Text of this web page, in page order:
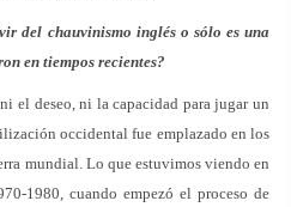
del chauvinismo inglés o sólo es una
en tiempos recientes?
el deseo, ni la capacidad para jugar un
occidental fue emplazado en los
mundial. Lo que estuvimos viendo en
1980, cuando empezó el proceso de